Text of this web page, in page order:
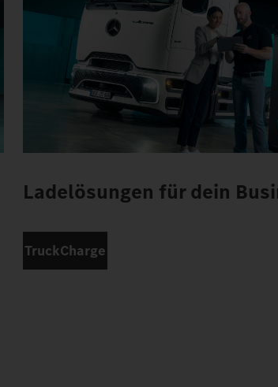
Ladelösungen für dein
TruckCharge